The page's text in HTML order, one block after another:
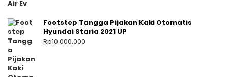
Footstep Tangga Pijakan Kaki Otomatis
Hyundai Staria 2021 UP
Rp10.000.000